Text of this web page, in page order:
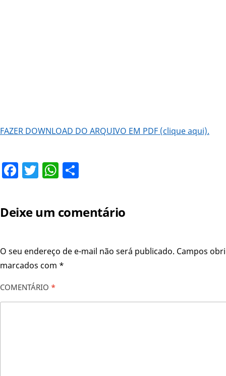
FAZER DOWNLOAD DO ARQUIVO EM PDF (clique aqui).
Facebook
TwitterWhatsApp
Deixe um comentário
O seu endereço de e-mail não será publicado. Campos
marcados com *
COMENTÁRIO *